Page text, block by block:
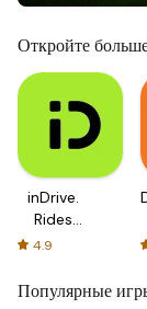
Откройте
inDrive.
Rides
with fair
4.9
Популярные